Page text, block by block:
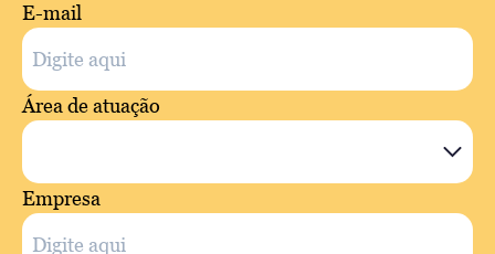
E-mail
Área de atuação
Empresa